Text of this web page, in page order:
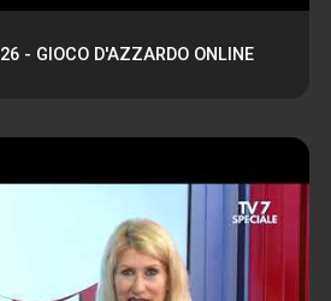
- GIOCO D'AZZARDO ONLINE